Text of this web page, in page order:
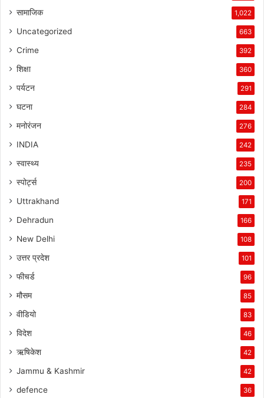
सामाजिक 1,022
Uncategorized 663
Crime 392
शिक्षा 360
पर्यटन 291
घटना 284
मनोरंजन 276
INDIA 242
स्वास्थ्य 235
स्पोर्ट्स 200
Uttrakhand 171
Dehradun 166
New Delhi 108
उत्तर प्रदेश 101
फीचर्ड 96
मौसम 85
वीडियो 83
विदेश 46
ऋषिकेश 42
Jammu & Kashmir 42
defence 36